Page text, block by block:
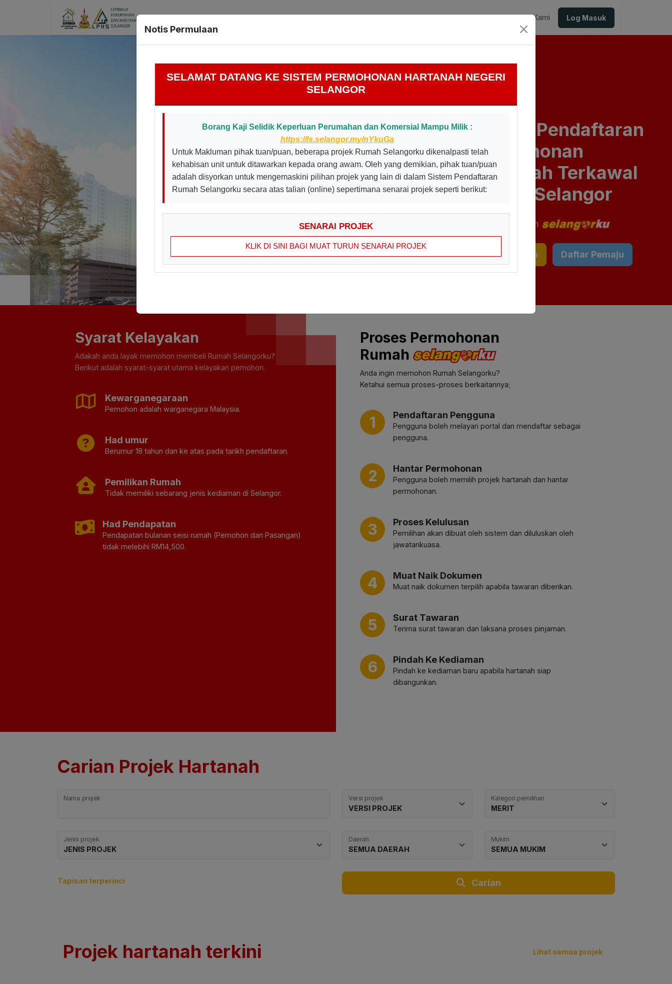
Laman Utama Maklumat Manual Soalan Lazim Muat turun Hubungi Kami Log Masuk
Sistem Pendaftaran
Permohonan
Hartanah Terkawal
Negeri Selangor
Program rumah
Daftar Awam Daftar Pemaju
Notis Permulaan
SELAMAT DATANG KE SISTEM PERMOHONAN HARTANAH NEGERI
SELANGOR
Borang Kaji Selidik Keperluan Perumahan dan Komersial Mampu Milik :
https://ls.selangor.my/nYkuGa
Untuk Makluman pihak tuan/puan, beberapa projek Rumah Selangorku dikenalpasti telah
kehabisan unit untuk ditawarkan kepada orang awam. Oleh yang demikian, pihak tuan/puan
adalah disyorkan untuk mengemaskini pilihan projek yang lain di dalam Sistem Pendaftaran
Rumah Selangorku secara atas talian (online) sepertimana senarai projek seperti berikut:
SENARAI PROJEK
KLIK DI SINI BAGI MUAT TURUN SENARAI PROJEK
Syarat Kelayakan
Adakah anda layak memohon membeli Rumah Selangorku?
Berikut adalah syarat-syarat utama kelayakan pemohon.
Kewarganegaraan
Pemohon adalah warganegara Malaysia.
Had umur
Berumur 18 tahun dan ke atas pada tarikh pendaftaran.
Pemilikan Rumah
Tidak memiliki sebarang jenis kediaman di Selangor.
Had Pendapatan
Pendapatan bulanan seisi rumah (Pemohon dan Pasangan)
tidak melebihi RM14,500.
Proses Permohonan
Rumah
Anda ingin memohon Rumah Selangorku?
Ketahui semua proses-proses berkaitannya;
1 Pendaftaran Pengguna
Pengguna boleh melayari portal dan mendaftar sebagai
pengguna.
2 Hantar Permohonan
Pengguna boleh memilih projek hartanah dan hantar
permohonan.
3 Proses Kelulusan
Pemilihan akan dibuat oleh sistem dan diluluskan oleh
jawatankuasa.
4 Muat Naik Dokumen
Muat naik dokumen terpilih apabila tawaran diberikan.
5 Surat Tawaran
Terima surat tawaran dan laksana proses pinjaman.
6 Pindah Ke Kediaman
Pindah ke kediaman baru apabila hartanah siap
dibangunkan.
Carian Projek Hartanah
Nama projek Versi projek Kategori pemilihan
Jenis projek Daerah Mukim
Tapisan terperinci Carian
Projek hartanah terkini Lihat semua projek